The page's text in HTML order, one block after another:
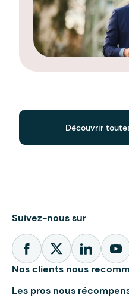
Découvrir
Suivez-nous sur
Nos clients nous
Les pros nous